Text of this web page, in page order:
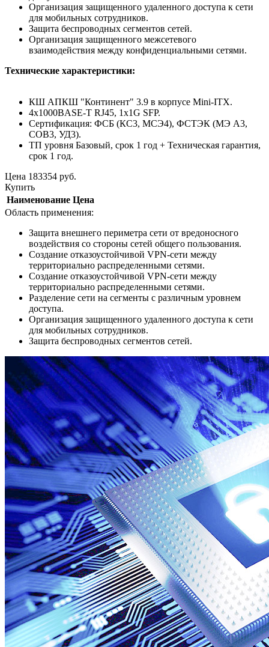
Организация защищенного удаленного доступа к сети
для мобильных сотрудников.
Защита беспроводных сегментов сетей.
Организация защищенного межсетевого
взаимодействия между конфиденциальными сетями.
Технические характеристики:
КШ АПКШ "Континент" 3.9 в корпусе Mini-ITX.
4x1000BASE-T RJ45, 1x1G SFP.
Сертификация: ФСБ (КС3, МСЭ4), ФСТЭК (МЭ А3,
СОВ3, УД3).
ТП уровня Базовый, срок 1 год + Техническая гарантия,
срок 1 год.
Цена 183354 руб.
Купить
Наименование Цена
Область применения:
Защита внешнего периметра сети от вредоносного
воздействия со стороны сетей общего пользования.
Создание отказоустойчивой VPN-сети между
территориально распределенными сетями.
Создание отказоустойчивой VPN-сети между
территориально распределенными сетями.
Разделение сети на сегменты с различным уровнем
доступа.
Организация защищенного удаленного доступа к сети
для мобильных сотрудников.
Защита беспроводных сегментов сетей.